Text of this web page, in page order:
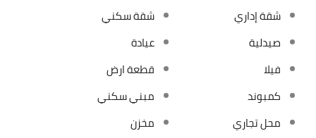
شقة إداري
شقة سكني
صيدلية
عيادة
فيلا
قطعة ارض
كمبوند
مبني سكني
محل تجاري
مخزن